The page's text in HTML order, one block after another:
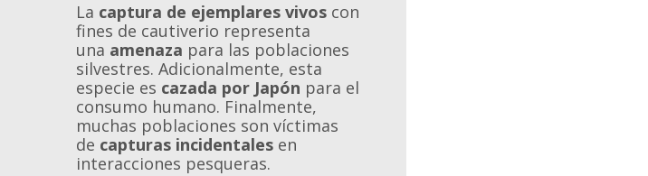
La captura de ejemplares vivos con
fines de cautiverio representa
una amenaza para las poblaciones
silvestres. Adicionalmente, esta
especie es cazada por Japón para el
consumo humano. Finalmente,
muchas poblaciones son víctimas
de capturas incidentales en
interacciones pesqueras.